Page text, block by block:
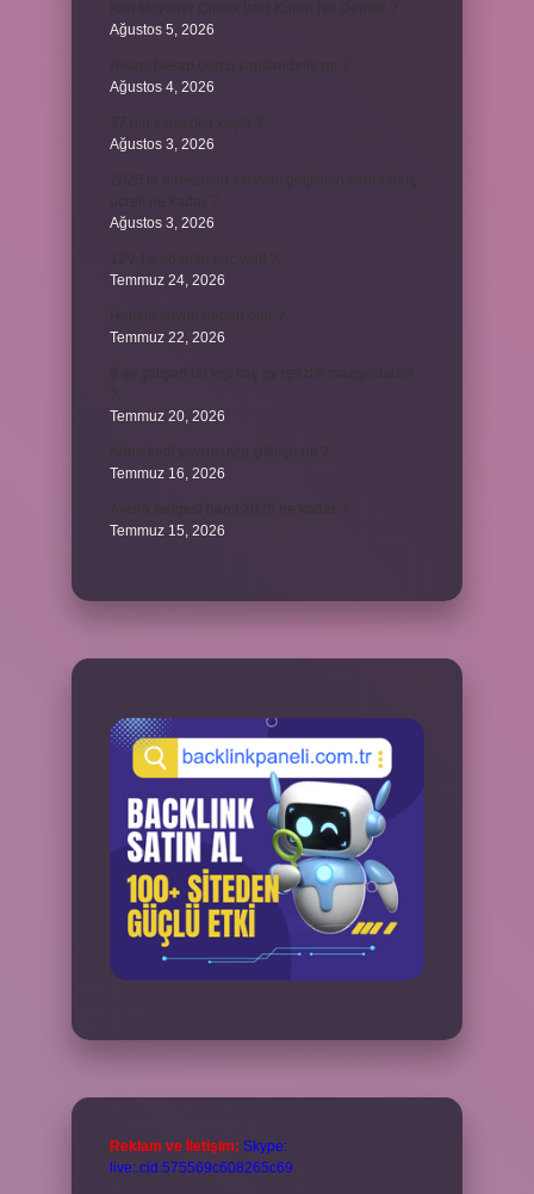
Ağustos 5, 2026
Ağustos 4, 2026
Ağustos 3, 2026
Ağustos 3, 2026
Temmuz 24, 2026
Temmuz 22, 2026
Temmuz 20, 2026
Temmuz 16, 2026
Temmuz 15, 2026
Reklam ve İletişim: Skype:
live:.cid.575569c608265c69